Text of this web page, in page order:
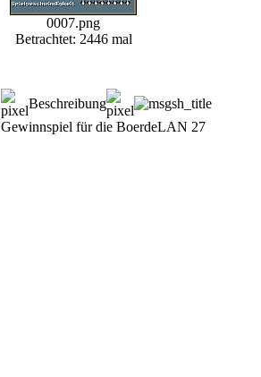
0007.png
Betrachtet: 2446 mal
Beschreibung
Gewinnspiel für die BoerdeLAN 27